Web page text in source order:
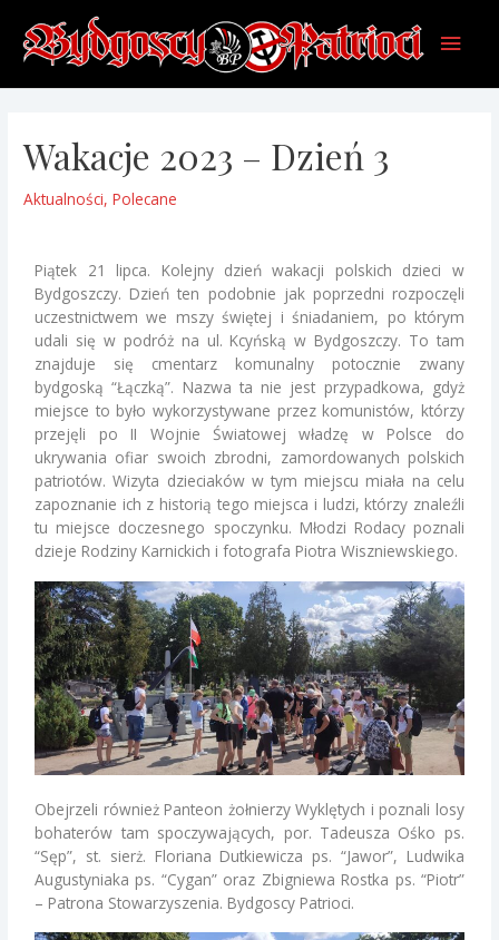
Wakacje 2023 – Dzień 3
Aktualności,Polecane
Piątek 21 lipca. Kolejny dzień wakacji polskich dzieci w
Bydgoszczy. Dzień ten podobnie jak poprzedni rozpoczęli
uczestnictwem we mszy świętej i śniadaniem, po którym
udali się w podróż na ul. Kcyńską w Bydgoszczy. To tam
znajduje się cmentarz komunalny potocznie zwany
bydgoską “Łączką”. Nazwa ta nie jest przypadkowa, gdyż
miejsce to było wykorzystywane przez komunistów, którzy
przejęli po II Wojnie Światowej władzę w Polsce do
ukrywania ofiar swoich zbrodni, zamordowanych polskich
patriotów. Wizyta dzieciaków w tym miejscu miała na celu
zapoznanie ich z historią tego miejsca i ludzi, którzy znaleźli
tu miejsce doczesnego spoczynku. Młodzi Rodacy poznali
dzieje Rodziny Karnickich i fotografa Piotra Wiszniewskiego.
Obejrzeli również Panteon żołnierzy Wyklętych i poznali losy
bohaterów tam spoczywających, por. Tadeusza Ośko ps.
“Sęp”, st. sierż. Floriana Dutkiewicza ps. “Jawor”, Ludwika
Augustyniaka ps. “Cygan” oraz Zbigniewa Rostka ps. “Piotr”
– Patrona Stowarzyszenia. Bydgoscy Patrioci.